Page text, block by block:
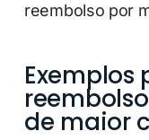
reembolso por
Exemplos
de maior